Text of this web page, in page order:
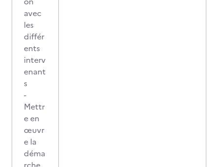
avec
les
différ
ents
interv
enant
s
-
Mettr
e en
œuvr
e la
déma